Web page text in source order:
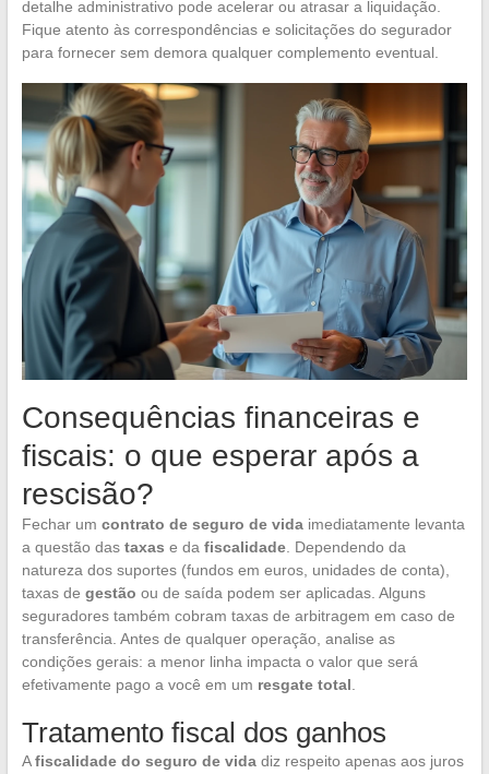
detalhe administrativo pode acelerar ou atrasar a liquidação.
Fique atento às correspondências e solicitações do segurador
para fornecer sem demora qualquer complemento eventual.
Consequências financeiras e
fiscais: o que esperar após a
rescisão?
Fechar um contrato de seguro de vidaimediatamente levanta
a questão das taxas e da fiscalidade. Dependendo da
natureza dos suportes (fundos em euros, unidades de conta),
taxas de gestão ou de saída podem ser aplicadas. Alguns
seguradores também cobram taxas de arbitragem em caso de
transferência. Antes de qualquer operação, analise as
condições gerais: a menor linha impacta o valor que será
efetivamente pago a você em um resgate total
Tratamento fiscal dos ganhos
Afiscalidade do seguro de vidadiz respeito apenas aos juros